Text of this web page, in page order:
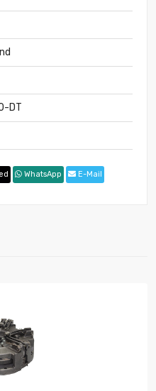
DT
WhatsApp E-Mail